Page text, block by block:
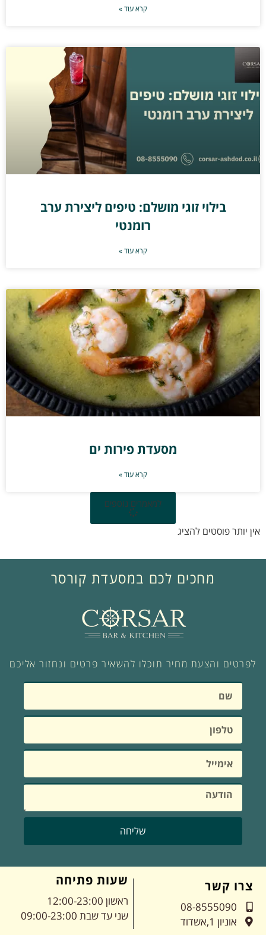
קרא עוד »
בילוי זוגי מושלם: טיפים ליצירת ערב
רומנטי
קרא עוד »
מסעדת פירות ים
קרא עוד »
למאמרים נוספים
אין יותר פוסטים להציג
מחכים לכם במסעדת קורסר
לפרטים והצעת מחיר תוכלו להשאיר פרטים ונחזור אליכם
שליחה
צרו קשר
08-8555090
אוניון 1,אשדוד
שעות פתיחה
ראשון 12:00-23:00
שני עד שבת 09:00-23:00